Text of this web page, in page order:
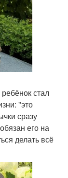
стал
"это
сразу
его на
делать всё